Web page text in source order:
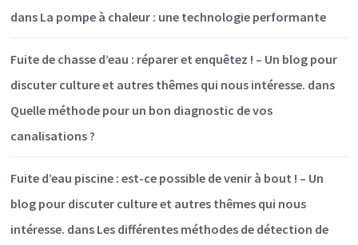
dans La pompe à chaleur : une technologie performante
Fuite de chasse d’eau : réparer et enquêtez ! – Un blog pour
discuter culture et autres thêmes qui nous intéresse. dans
Quelle méthode pour un bon diagnostic de vos
canalisations ?
Fuite d’eau piscine : est-ce possible de venir à bout ! – Un
blog pour discuter culture et autres thêmes qui nous
intéresse. dans Les différentes méthodes de détection de